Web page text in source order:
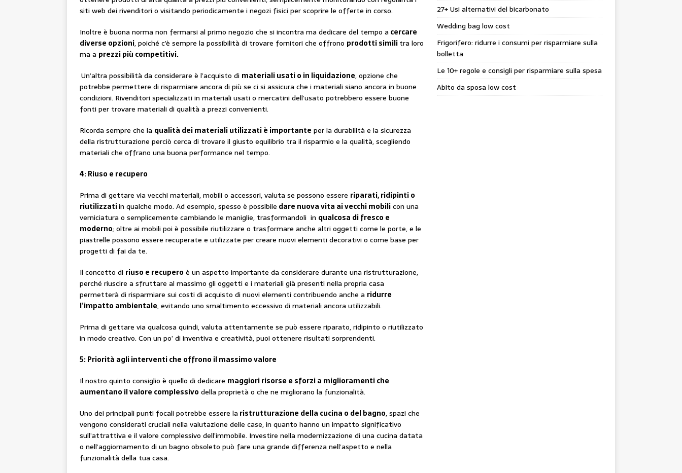
siti web dei rivenditori o visitando periodicamente i negozi fisici per scoprire le offerte in corso.
Inoltre è buona norma non fermarsi al primo negozio che si incontra ma dedicare del tempo a cercare
diverse opzioni, poiché c’è sempre la possibilità di trovare fornitori che offrono prodotti similitra loro
ma a prezzi più competitivi.
Un’altra possibilità da considerare è l’acquisto di materiali usati o in liquidazione, opzione che
potrebbe permettere di risparmiare ancora di più se ci si assicura che i materiali siano ancora in buone
condizioni. Rivenditori specializzati in materiali usati o mercatini dell’usato potrebbero essere buone
fonti per trovare materiali di qualità a prezzi convenienti.
Ricorda sempre che la qualità dei materiali utilizzati è importante per la durabilità e la sicurezza
della ristrutturazione perciò cerca di trovare il giusto equilibrio tra il risparmio e la qualità, scegliendo
materiali che offrano una buona performance nel tempo.
4: Riuso e recupero
Prima di gettare via vecchi materiali, mobili o accessori, valuta se possono essere riparati, ridipinti o
riutilizzatiin qualche modo. Ad esempio, spesso è possibile dare nuova vita ai vecchi mobilicon una
verniciatura o semplicemente cambiando le maniglie, trasformandoli in qualcosa di fresco e
moderno; oltre ai mobili poi è possibile riutilizzare o trasformare anche altri oggetti come le porte, e le
piastrelle possono essere recuperate e utilizzate per creare nuovi elementi decorativi o come base per
progetti di fai da te.
Il concetto di riuso e recupero è un aspetto importante da considerare durante una ristrutturazione,
perché riuscire a sfruttare al massimo gli oggetti e i materiali già presenti nella propria casa
permetterà di risparmiare sui costi di acquisto di nuovi elementi contribuendo anche a ridurre
l’impatto ambientale, evitando uno smaltimento eccessivo di materiali ancora utilizzabili.
Prima di gettare via qualcosa quindi, valuta attentamente se può essere riparato, ridipinto o riutilizzato
in modo creativo. Con un po’ di inventiva e creatività, puoi ottenere risultati sorprendenti.
5: Priorità agli interventi che offrono il massimo valore
Il nostro quinto consiglio è quello di dedicare maggiori risorse e sforzi a miglioramenti che
aumentano il valore complessivo della proprietà o che ne migliorano la funzionalità.
Uno dei principali punti focali potrebbe essere la ristrutturazione della cucina o del bagno, spazi che
vengono considerati cruciali nella valutazione delle case, in quanto hanno un impatto significativo
sull’attrattiva e il valore complessivo dell’immobile. Investire nella modernizzazione di una cucina datata
o nell’aggiornamento di un bagno obsoleto può fare una grande differenza nell’aspetto e nella
funzionalità della tua casa.
27+ Usi alternativi del bicarbonato
Wedding bag low cost
Frigorifero: ridurre i consumi per risparmiare sulla
bolletta
Le 10+ regole e consigli per risparmiare sulla spesa
Abito da sposa low cost